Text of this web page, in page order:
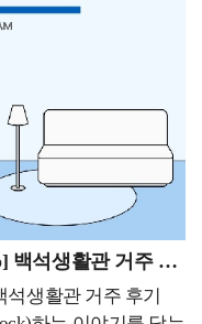
력과 이의신청
고 성적표를 출력할
수정이 어려울 수
이의신청 기간 동안
바르게 반영되었는지
방법과 세부 일정은
을 통해 다시 한번
안 수업과 과제를
많으셨습니다. 7월
시고, 지난 학기를
시기 바랍니다! 7월
[예비 백석인 / 백석인들 위한 Tip] 백석생활관 거주 후기
석생활관 거주 후기